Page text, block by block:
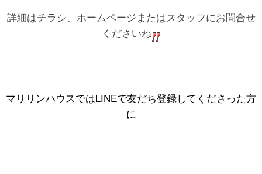
詳細はチラシ、ホームページまたはスタッフにお問合せ
くださいね
マリリンハウスではLINEで友だち登録してくださった方
に